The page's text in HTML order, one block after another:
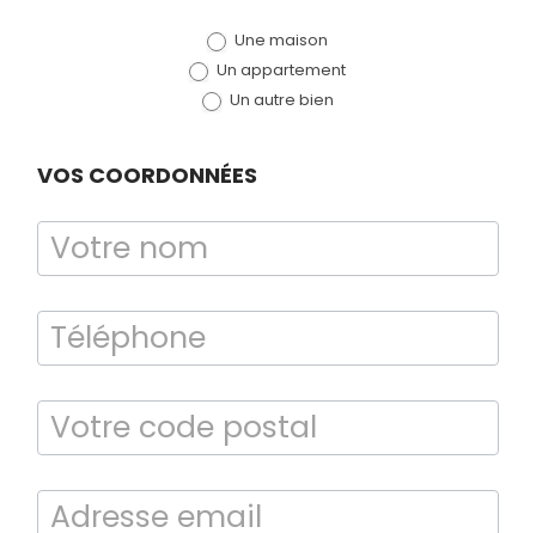
TERMITES
Une maison
Un appartement
Un autre bien
VOS COORDONNÉES